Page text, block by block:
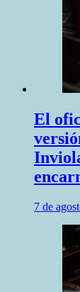
El
7 de